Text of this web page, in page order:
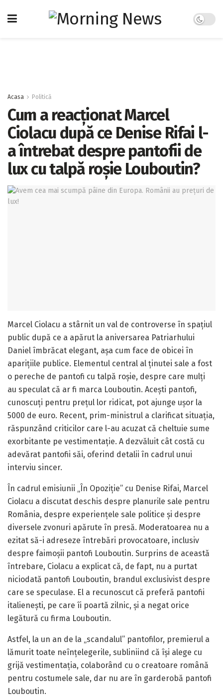
Acasa Politică
Cum a reacționat Marcel
Ciolacu după ce Denise Rifai l-
a întrebat despre pantofii de
lux cu talpă roșie Louboutin?
Marcel Ciolacu a stârnit un val de controverse în spațiul
public după ce a apărut la aniversarea Patriarhului
Daniel îmbrăcat elegant, așa cum face de obicei în
aparițiile publice. Elementul central al ținutei sale a fost
o pereche de pantofi cu talpă roșie, despre care mulți
au speculat că ar fi marca Louboutin. Acești pantofi,
cunoscuți pentru prețul lor ridicat, pot ajunge ușor la
5000 de euro. Recent, prim-ministrul a clarificat situația,
răspunzând criticilor care l-au acuzat că cheltuie sume
exorbitante pe vestimentație. A dezvăluit cât costă cu
adevărat pantofii săi, oferind detalii în cadrul unui
interviu sincer.
În cadrul emisiunii „În Opoziție” cu Denise Rifai, Marcel
Ciolacu a discutat deschis despre planurile sale pentru
România, despre experiențele sale politice și despre
diversele zvonuri apărute în presă. Moderatoarea nu a
ezitat să-i adreseze întrebări provocatoare, inclusiv
despre faimoșii pantofi Louboutin. Surprins de această
întrebare, Ciolacu a explicat că, de fapt, nu a purtat
niciodată pantofi Louboutin, brandul exclusivist despre
care se speculase. El a recunoscut că preferă pantofii
italienești, pe care îi poartă zilnic, și a negat orice
legătură cu firma Louboutin.
Astfel, la un an de la „scandalul” pantofilor, premierul a
lămurit toate neînțelegerile, subliniind că își alege cu
grijă vestimentația, colaborând cu o creatoare română
pentru costumele sale, dar nu are în garderobă pantofi
Louboutin.